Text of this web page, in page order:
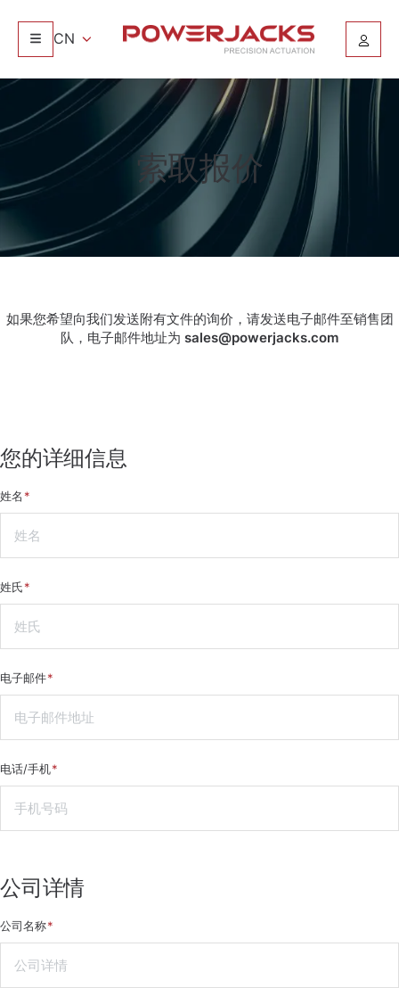
CN
索取报价
如果您希望向我们发送附有文件的询价，请发送电子邮件至销售团
队，电子邮件地址为 sales@powerjacks.com
您的详细信息
姓名
姓氏
电子邮件
电话/手机
公司详情
公司名称